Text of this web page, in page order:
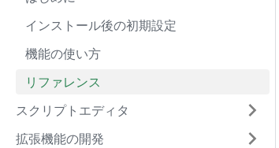
インストール後の初期設定
機能の使い方
リファレンス
スクリプトエディタ
拡張機能の開発